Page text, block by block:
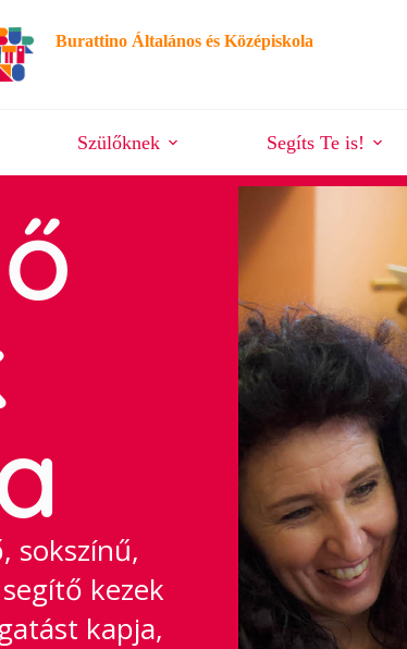
Burattino Általános és Középiskola
Szülőknek Segíts Te is!
sokszínű,
kezek
kapja,